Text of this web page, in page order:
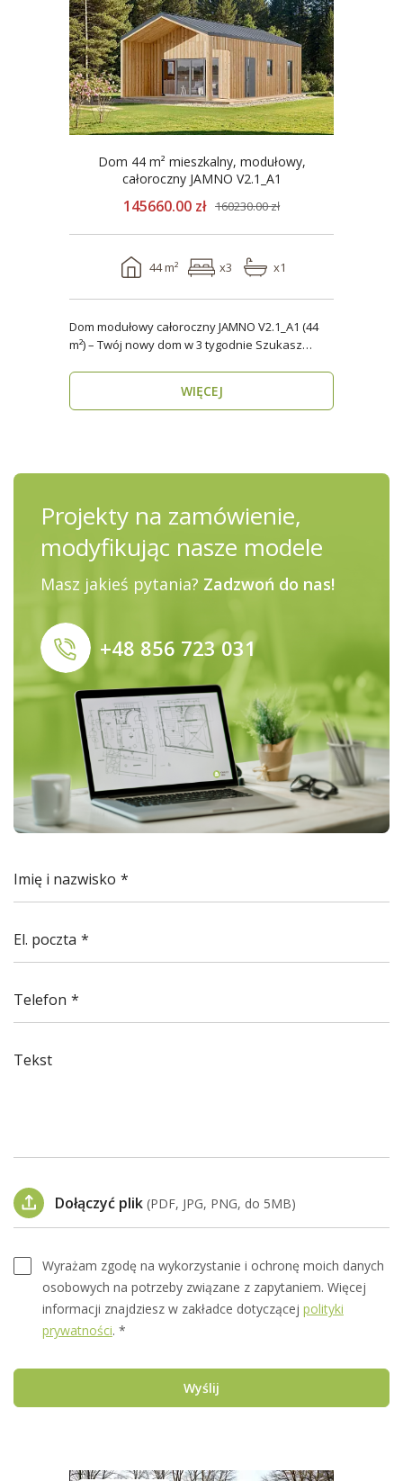
Dom 44 m² mieszkalny, modułowy,
całoroczny JAMNO V2.1_A1
145660.00 zł 160230.00 zł
44 m² x3 x1
Dom modułowy całoroczny JAMNO V2.1_A1 (44
m²) – Twój nowy dom w 3 tygodnie Szukasz
WIĘCEJ
Projekty na zamówienie,
modyfikując nasze modele
Masz jakieś pytania? Zadzwoń do nas!
+48 856 723 031
Imię i nazwisko
El. poczta
Telefon
Tekst
Dołączyć plik (PDF, JPG, PNG, do 5MB)
Wyrażam zgodę na wykorzystanie i ochronę moich danych
osobowych na potrzeby związane z zapytaniem. Więcej
informacji znajdziesz w zakładce dotyczącej polityki
prywatności. *
Wyślij